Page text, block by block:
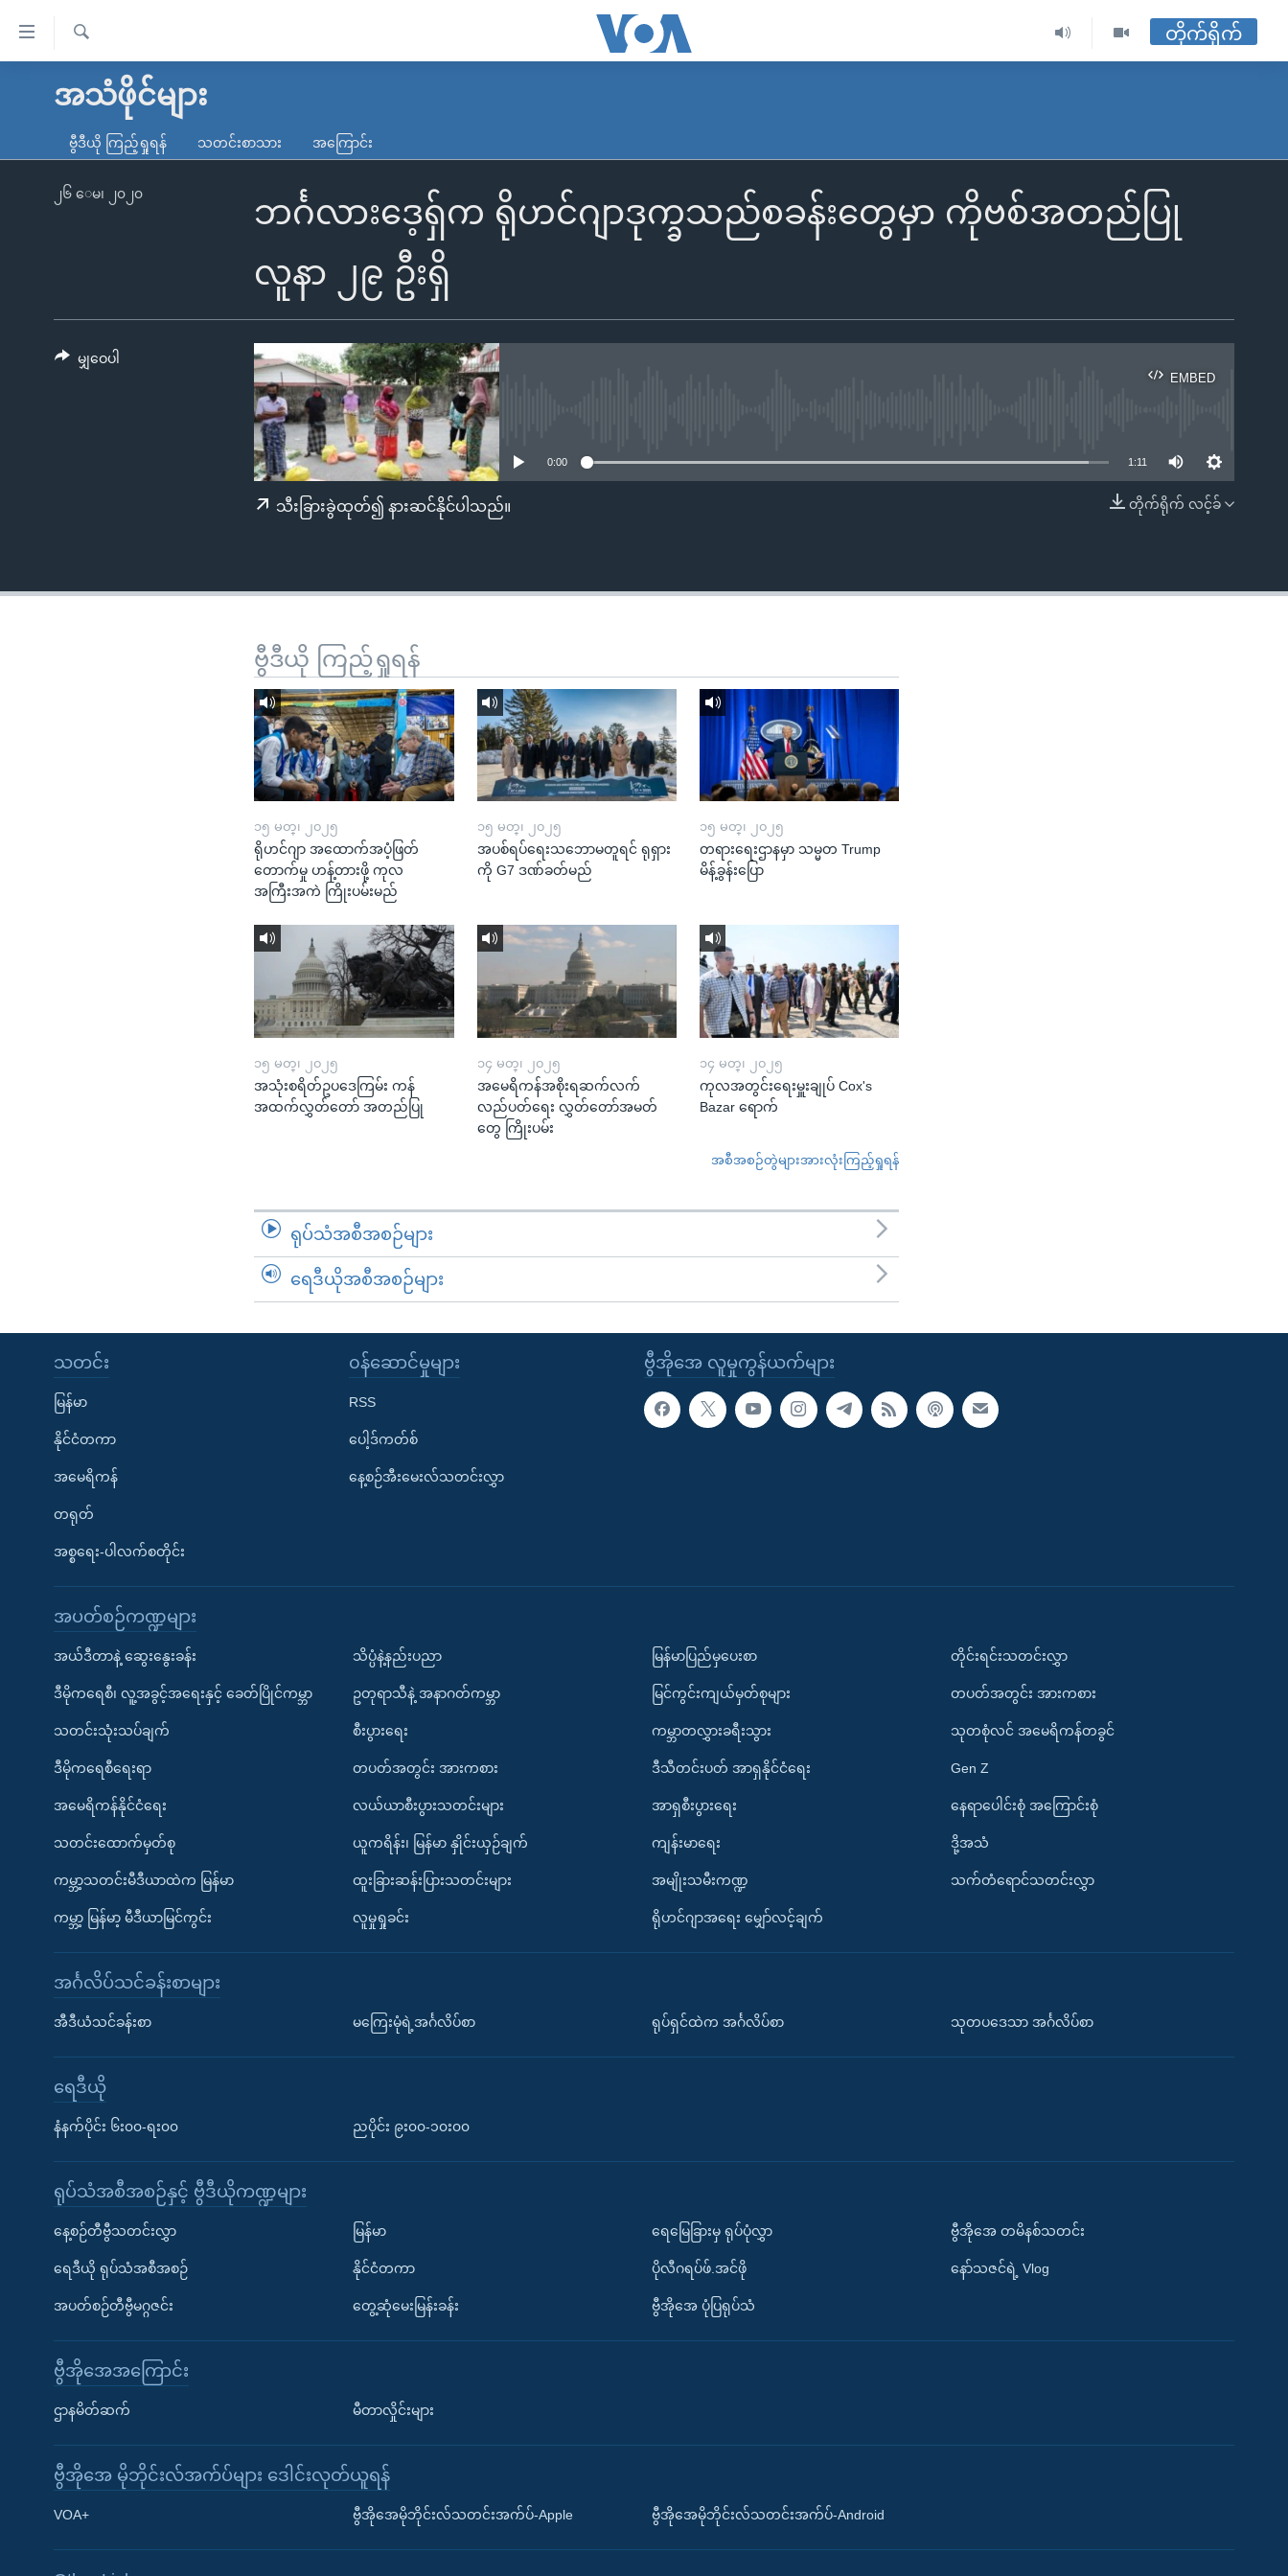
လွယ်ကူ
သည့်
ရန်
မူလစာမျက်နှာ
ကမ္ဘာ့သတင်းများ
နိုင်ငံတကာ
မကြေးမုံရဲ့ အင်္ဂလိပ်စာ
ရေဒီယို
ရေဒီယိုနှင့်ရုပ်သံ အချက်အလက်များ
Learning English
ရ
တိုက်ရိုက်
အသံဖိုင်များ
ဗွီဒီယို ကြည့်ရှုရန် သတင်းစာသား အကြောင်း
ဘင်္ဂလားဒေ့ရှ်က ရိုဟင်ဂျာဒုက္ခသည်စခန်းတွေမှာ ကိုဗစ်အတည်ပြု
လူနာ ၂၉ ဦးရှိ
၂၆ ေမ၊ ၂၀၂၀
EMBED
EMBED
0:00 1:11
တိုက်ရိုက် လင့်ခ်
သီးခြားခွဲထုတ်၍ နားဆင်နိုင်ပါသည်။
မျှဝေပါ
ဗွီဒီယို ကြည့်ရှုရန်
၁၅ မတ္၊ ၂၀၂၅
ရိုဟင်ဂျာ အထောက်အပံ့ဖြတ်
တောက်မှု ဟန့်တားဖို့ ကုလ
အကြီးအကဲ ကြိုးပမ်းမည်
၁၅ မတ္၊ ၂၀၂၅
အပစ်ရပ်ရေးသဘောမတူရင် ရုရှား
ကို G7 ဒဏ်ခတ်မည်
၁၅ မတ္၊ ၂၀၂၅
တရားရေးဌာနမှာ သမ္မတ Trump
မိန့်ခွန်းပြော
၁၅ မတ္၊ ၂၀၂၅
အသုံးစရိတ်ဥပဒေကြမ်း ကန်
အထက်လွှတ်တော် အတည်ပြု
၁၄ မတ္၊ ၂၀၂၅
အမေရိကန်အစိုးရဆက်လက်
လည်ပတ်ရေး လွှတ်တော်အမတ်
တွေ ကြိုးပမ်း
၁၄ မတ္၊ ၂၀၂၅
ကုလအတွင်းရေးမှူးချုပ် Cox's
Bazar ရောက်
အစီအစဉ်တွဲများအားလုံးကြည့်ရှုရန်
ရုပ်သံအစီအစဉ်များ
ရေဒီယိုအစီအစဉ်များ
ဗွီအိုအေ လူမှုကွန်ယက်များ
သတင်း
မြန်မာ
နိုင်ငံတကာ
အမေရိကန်
တရုတ်
အစ္စရေး-ပါလက်စတိုင်း
၀န်ဆောင်မှုများ
RSS
ပေါ့ဒ်ကတ်စ်
နေ့စဉ်အီးမေးလ်သတင်းလွှာ
အပတ်စဉ်ကဏ္ဍများ
အယ်ဒီတာနဲ့ ဆွေးနွေးခန်း
ဒီမိုကရေစီ၊ လူ့အခွင့်အရေးနှင့် ခေတ်ပြိုင်ကမ္ဘာ
သတင်းသုံးသပ်ချက်
ဒီမိုကရေစီရေးရာ
အမေရိကန်နိုင်ငံရေး
သတင်းထောက်မှတ်စု
ကမ္ဘာ့သတင်းမီဒီယာထဲက မြန်မာ
ကမ္ဘာ့ မြန်မာ့ မီဒီယာမြင်ကွင်း
သိပ္ပံနဲ့နည်းပညာ
ဥတုရာသီနဲ့ အနာဂတ်ကမ္ဘာ
စီးပွားရေး
တပတ်အတွင်း အားကစား
လယ်ယာစီးပွားသတင်းများ
ယူကရိန်း၊ မြန်မာ နှိုင်းယှဉ်ချက်
ထူးခြားဆန်းပြားသတင်းများ
လူမှုရှုခင်း
မြန်မာပြည်မှပေးစာ
မြင်ကွင်းကျယ်မှတ်စုများ
ကမ္ဘာတလွှားခရီးသွား
ဒီသီတင်းပတ် အာရှနိုင်ငံရေး
အာရှစီးပွားရေး
ကျန်းမာရေး
အမျိုးသမီးကဏ္ဍ
ရိုဟင်ဂျာအရေး မျှော်လင့်ချက်
တိုင်းရင်းသတင်းလွှာ
တပတ်အတွင်း အားကစား
သုတစုံလင် အမေရိကန်တခွင်
Gen Z
နေရာပေါင်းစုံ အကြောင်းစုံ
ဒို့အသံ
သက်တံရောင်သတင်းလွှာ
အင်္ဂလိပ်သင်ခန်းစာများ
အီဒီယံသင်ခန်းစာ မကြေးမုံရဲ့အင်္ဂလိပ်စာ ရုပ်ရှင်ထဲက အင်္ဂလိပ်စာ သုတပဒေသာ အင်္ဂလိပ်စာ
ရေဒီယို
နံနက်ပိုင်း ၆း၀၀-ရး၀၀ ညပိုင်း ၉း၀၀-၁၀း၀၀
ရုပ်သံအစီအစဉ်နှင့် ဗွီဒီယိုကဏ္ဍများ
နေ့စဉ်တီဗွီသတင်းလွှာ
ရေဒီယို ရုပ်သံအစီအစဉ်
အပတ်စဉ်တီဗွီမဂ္ဂဇင်း
မြန်မာ
နိုင်ငံတကာ
တွေ့ဆုံမေးမြန်းခန်း
ရေမြေခြားမှ ရုပ်ပုံလွှာ
ပိုလီဂရပ်ဖ်.အင်ဖို
ဗွီအိုအေ ပုံပြရုပ်သံ
ဗွီအိုအေ တမိနစ်သတင်း
နော်သဇင်ရဲ့ Vlog
ဗွီအိုအေအကြောင်း
ဌာနမိတ်ဆက် မီတာလှိုင်းများ
ဗွီအိုအေ မိုဘိုင်းလ်အက်ပ်များ ဒေါင်းလုတ်ယူရန်
VOA+ ဗွီအိုအေမိုဘိုင်းလ်သတင်းအက်ပ်-Apple ဗွီအိုအေမိုဘိုင်းလ်သတင်းအက်ပ်-Android